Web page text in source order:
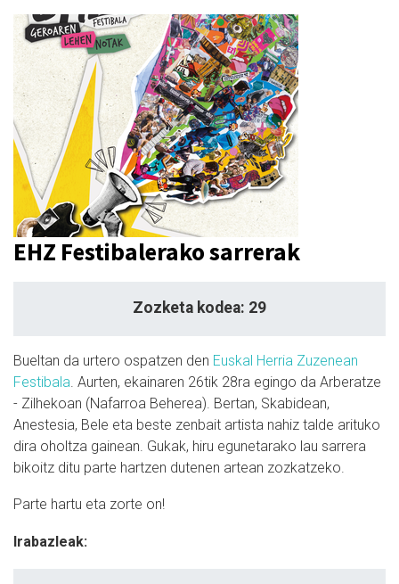
EHZ Festibalerako sarrerak
Zozketa kodea: 29
Bueltan da urtero ospatzen den Euskal Herria Zuzenean
Festibala . Aurten, ekainaren 26tik 28ra egingo da Arberatze
- Zilhekoan (Nafarroa Beherea). Bertan, Skabidean,
Anestesia, Bele eta beste zenbait artista nahiz talde arituko
dira oholtza gainean. Gukak, hiru egunetarako lau sarrera
bikoitz ditu parte hartzen dutenen artean zozkatzeko.
Parte hartu eta zorte on!
Irabazleak: